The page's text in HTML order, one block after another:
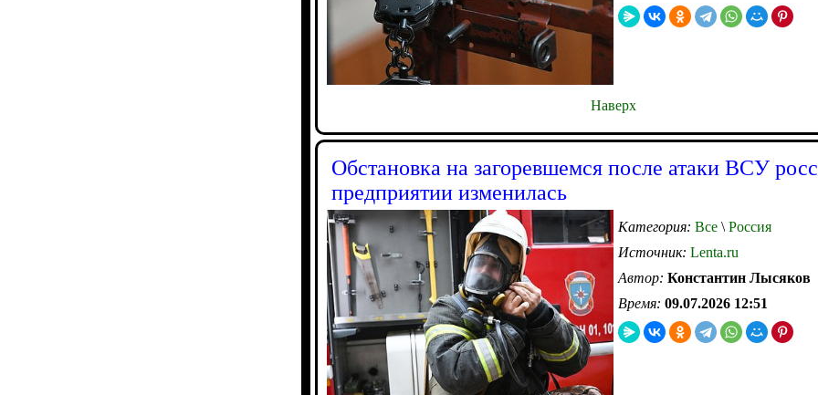
Наверх
Обстановка на загоревшемся после атаки ВСУ
предприятии изменилась
Категория: Все \ Россия
Источник: Lenta.ru
Автор: Константин Лысяков
Время: 09.07.2026 12:51